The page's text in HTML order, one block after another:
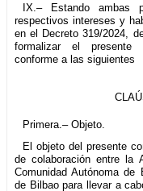
IX.– Estando ambas
respectivos intereses y
en el Decreto 319/2024,
formalizar el presente
conforme a las siguientes
Primera.– Objeto.
El objeto del presente
de colaboración entre la
Comunidad Autónoma
de Bilbao para llevar a